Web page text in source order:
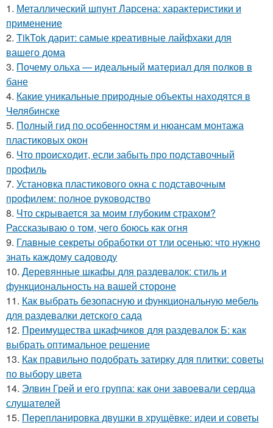
1. Металлический шпунт Ларсена: характеристики и
применение
2. TikTok дарит: самые креативные лайфхаки для
вашего дома
3. Почему ольха — идеальный материал для полков в
бане
4. Какие уникальные природные объекты находятся в
Челябинске
5. Полный гид по особенностям и нюансам монтажа
пластиковых окон
6. Что происходит, если забыть про подставочный
профиль
7. Установка пластикового окна с подставочным
профилем: полное руководство
8. Что скрывается за моим глубоким страхом?
Рассказываю о том, чего боюсь как огня
9. Главные секреты обработки от тли осенью: что нужно
знать каждому садоводу
10. Деревянные шкафы для раздевалок: стиль и
функциональность на вашей стороне
11. Как выбрать безопасную и функциональную мебель
для раздевалки детского сада
12. Преимущества шкафчиков для раздевалок Б: как
выбрать оптимальное решение
13. Как правильно подобрать затирку для плитки: советы
по выбору цвета
14. Элвин Грей и его группа: как они завоевали сердца
слушателей
15. Перепланировка двушки в хрущёвке: идеи и советы